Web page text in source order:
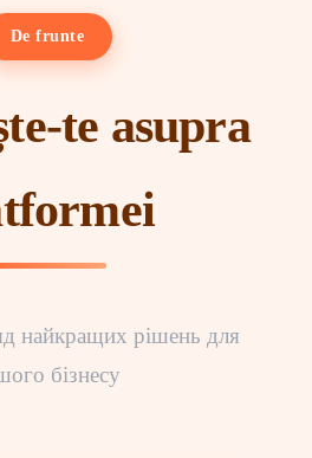
De frunte
te asupra
найкращих рішень для
бізнесу